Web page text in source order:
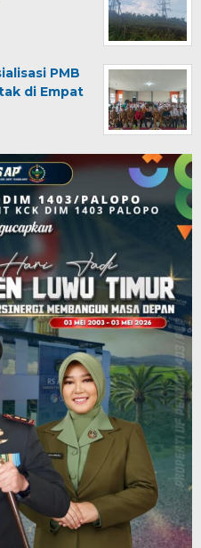
PMB
di Empat